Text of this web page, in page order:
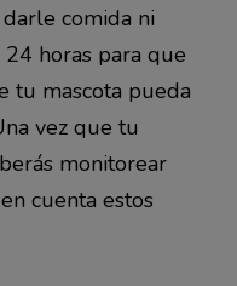
comida ni
horas para que
tu mascota pueda
vez que tu
monitorear
cuenta estos